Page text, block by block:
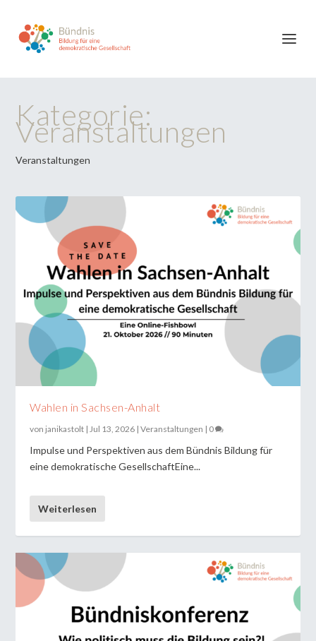
Kategorie:
Veranstaltungen
Veranstaltungen
Wahlen in Sachsen-Anhalt
von janikastolt | Jul 13, 2026 |Veranstaltungen | 0
Impulse und Perspektiven aus dem Bündnis Bildung für
eine demokratische GesellschaftEine...
Weiterlesen